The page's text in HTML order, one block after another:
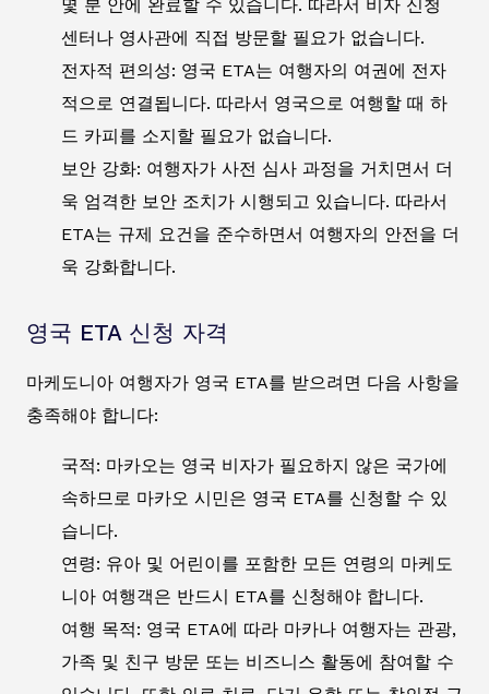
몇 분 안에 완료할 수 있습니다. 따라서 비자 신청
센터나 영사관에 직접 방문할 필요가 없습니다.
전자적 편의성: 영국 ETA는 여행자의 여권에 전자
적으로 연결됩니다. 따라서 영국으로 여행할 때 하
드 카피를 소지할 필요가 없습니다.
보안 강화: 여행자가 사전 심사 과정을 거치면서 더
욱 엄격한 보안 조치가 시행되고 있습니다. 따라서
ETA는 규제 요건을 준수하면서 여행자의 안전을 더
욱 강화합니다.
영국 ETA 신청 자격
마케도니아 여행자가 영국 ETA를 받으려면 다음 사항을
충족해야 합니다:
국적: 마카오는 영국 비자가 필요하지 않은 국가에
속하므로 마카오 시민은 영국 ETA를 신청할 수 있
습니다.
연령: 유아 및 어린이를 포함한 모든 연령의 마케도
니아 여행객은 반드시 ETA를 신청해야 합니다.
여행 목적: 영국 ETA에 따라 마카나 여행자는 관광,
가족 및 친구 방문 또는 비즈니스 활동에 참여할 수